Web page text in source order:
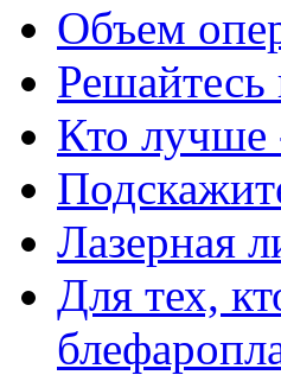
Объем
Решайтесь
Кто
Лазерная
Для тех,